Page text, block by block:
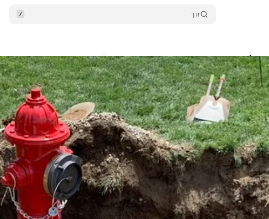
זוך
פובליק ווארקס אפדעיט - פייער היידרענטס
דורךUJC
•
March 20, 2025 קאמענטארן שיק ווייטער